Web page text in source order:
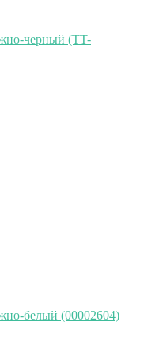
черный (TT-
белый (00002604)